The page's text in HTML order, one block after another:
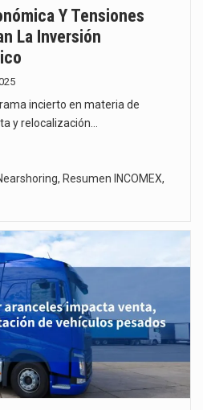
Y Tensiones
La Inversión
incierto en materia de
y relocalización…
, Resumen INCOMEX,